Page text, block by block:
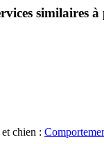
similaires
chien :